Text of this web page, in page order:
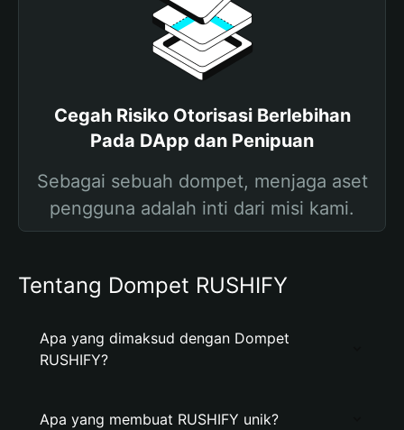
Cegah Risiko Otorisasi Berlebihan
Pada DApp dan Penipuan
Sebagai sebuah dompet, menjaga aset
pengguna adalah inti dari misi kami.
Tentang Dompet RUSHIFY
Apa yang dimaksud dengan Dompet
RUSHIFY?
Apa yang membuat RUSHIFY unik?